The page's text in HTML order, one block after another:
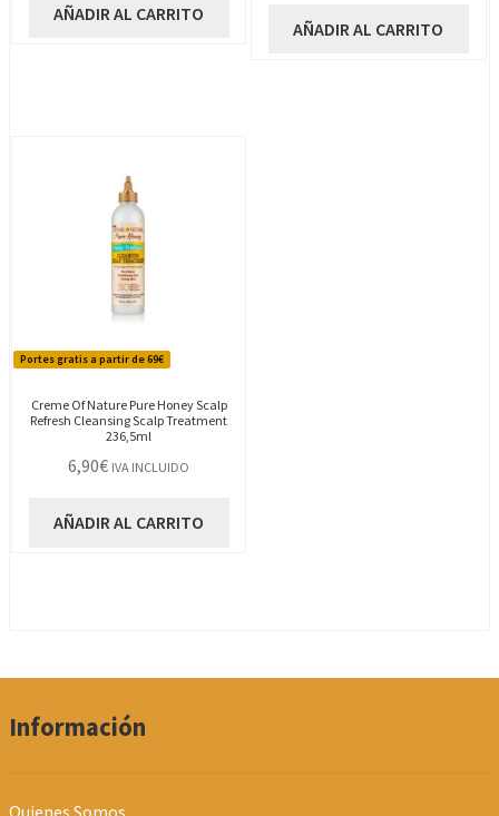
AÑADIR AL CARRITO
AÑADIR AL CARRITO
Portes gratis a partir de 69€
Creme Of Nature Pure Honey Scalp
Refresh Cleansing Scalp Treatment
236,5ml
6,90€ IVA INCLUIDO
AÑADIR AL CARRITO
Información